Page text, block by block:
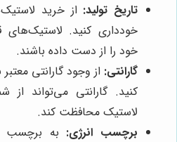
تاریخ تولید: از خرید
خودداری کنید.
خود را از دست داده باشند.
گارانتی: از وجود گارانتی
کنید. گارانتی می‌تواند از
لاستیک محافظت کند.
برچسب انرژی: به برچسب